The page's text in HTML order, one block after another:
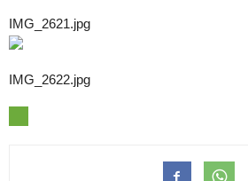
IMG_2621.jpg
IMG_2622.jpg